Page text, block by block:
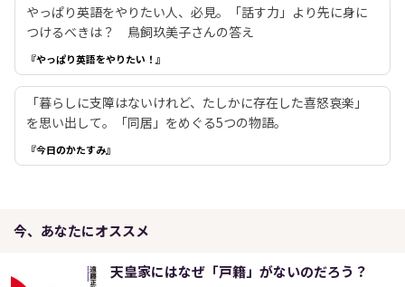
やっぱり英語をやりたい人、必見。「話す力」より先に身に
つけるべきは？ 鳥飼玖美子さんの答え
『やっぱり英語をやりたい！』
「暮らしに支障はないけれど、たしかに存在した喜怒哀楽」
を思い出して。「同居」をめぐる5つの物語。
『今日のかたすみ』
今、あなたにオススメ
天皇家にはなぜ「戸籍」がないのだろう？